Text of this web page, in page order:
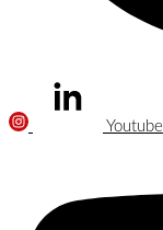
Youtube